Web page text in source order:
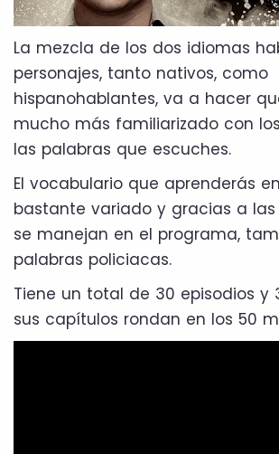
La mezcla de los dos idiomas
personajes, tanto nativos, como
hispanohablantes, va a hacer
mucho más familiarizado con
las palabras que escuches.
El vocabulario que aprenderás
bastante variado y gracias a
se manejan en el programa,
palabras policiacas.
Tiene un total de 30 episodios y
sus capítulos rondan en los 50